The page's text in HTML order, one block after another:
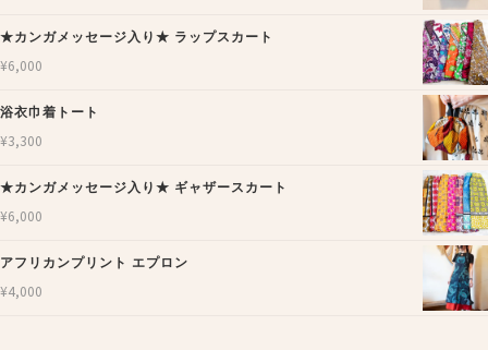
★カンガメッセージ入り★ ラップスカート
¥6,000
浴衣巾着トート
¥3,300
★カンガメッセージ入り★ ギャザースカート
¥6,000
アフリカンプリント エプロン
¥4,000